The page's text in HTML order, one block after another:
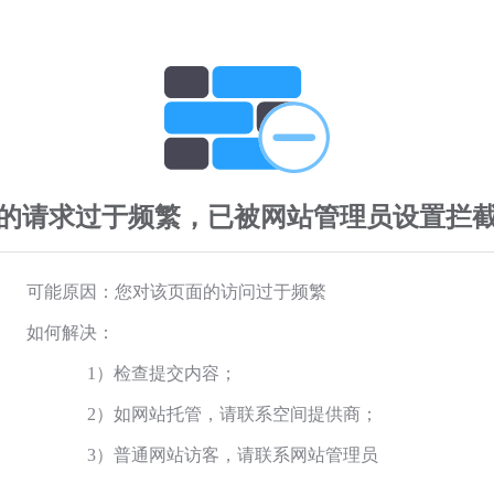
请求过于频繁，已被网站管理员设置拦
可能原因：您对该页面的访问过于频繁
如何解决：
1）检查提交内容；
2）如网站托管，请联系空间提供商；
3）普通网站访客，请联系网站管理员